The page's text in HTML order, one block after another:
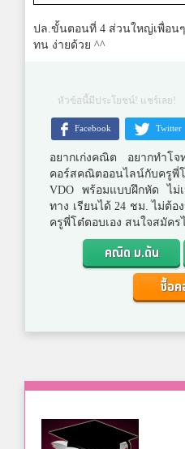
ปล.ขั้นตอนที่ 4 ส่วนใหญ่เพื่อน
ทน ง่ายด้วย ^^
หัวข้อนี้มีประโยชน์! แชร์เลย!
Facebook Twitter
อยากเก่งคณิต อยากทำโ
คอร์สคณิตออนไลน์กับครู
VDO พร้อมแบบฝึกหัด ไม่
ทาง เรียนได้ 24 ชม. ไม่ต้อ
ครูพี่โต๋ตอบเอง สนใจสมัคร
คณิต ม.ต้น
ซื้อ